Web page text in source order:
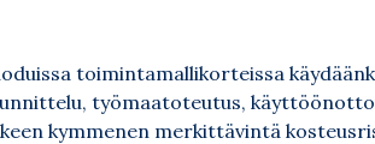
toimintamallikorteissa
työmaatoteutus,
kymmenen merkittävintä